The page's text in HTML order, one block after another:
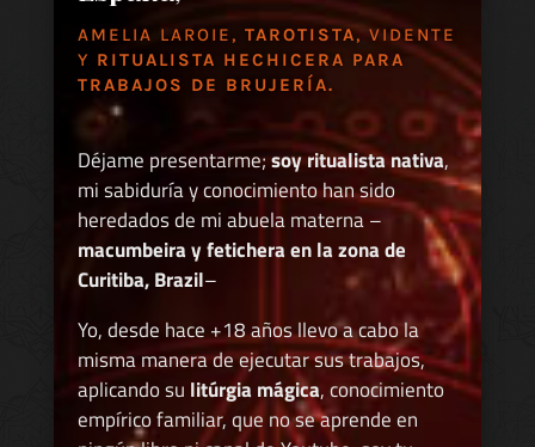
AMELIA LAROIE, TAROTISTA, VIDENTE
Y RITUALISTA HECHICERA PARA
TRABAJOS DE BRUJERÍA.
Déjame presentarme;soy ritualista nativa,
mi sabiduría y conocimiento han sido
heredados de mi abuela materna –
macumbeira y fetichera en la zona de
Curitiba, Brazil–
Yo, desde hace +18 años llevo a cabo la
misma manera de ejecutar sus trabajos,
aplicando su litúrgia mágica, conocimiento
empírico familiar, que no se aprende en